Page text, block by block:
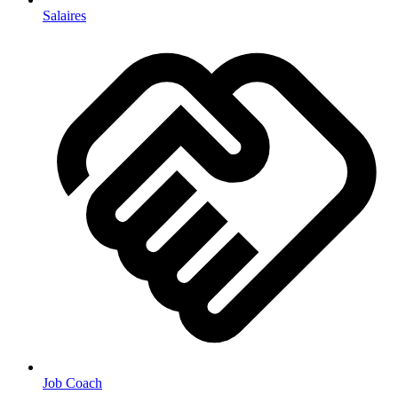
Salaires
Job Coach